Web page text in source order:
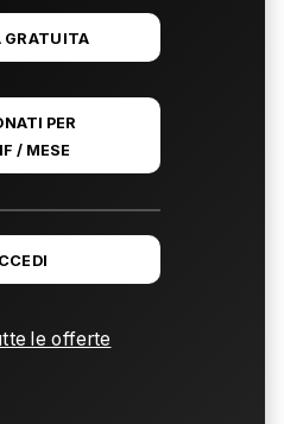
GRATUITA
PER
/ MESE
le offerte